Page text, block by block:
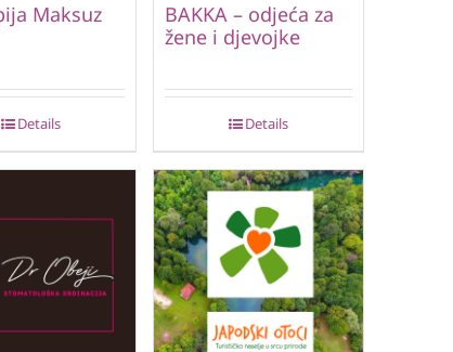
Maksuz
Details
BAKKA – odjeća za
žene i djevojke
Details